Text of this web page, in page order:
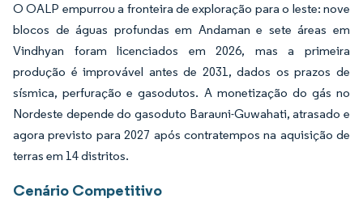
O OALP empurrou a fronteira de exploração para o leste: nove
blocos de águas profundas em Andaman e sete áreas em
Vindhyan foram licenciados em 2026, mas a primeira
produção é improvável antes de 2031, dados os prazos de
sísmica, perfuração e gasodutos. A monetização do gás no
Nordeste depende do gasoduto Barauni-Guwahati, atrasado e
agora previsto para 2027 após contratempos na aquisição de
terras em 14 distritos.
Cenário Competitivo